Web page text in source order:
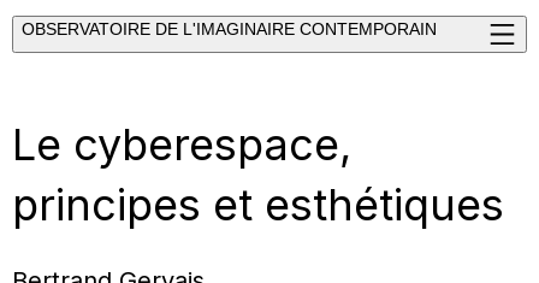
OBSERVATOIRE DE L'IMAGINAIRE CONTEMPORAIN
Le cyberespace,
principes et esthétiques